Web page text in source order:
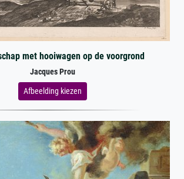
met hooiwagen op de voorgrond
Jacques Prou
Afbeelding kiezen